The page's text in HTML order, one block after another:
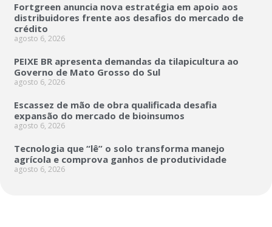
Fortgreen anuncia nova estratégia em apoio aos
distribuidores frente aos desafios do mercado de
crédito
agosto 6, 2026
PEIXE BR apresenta demandas da tilapicultura ao
Governo de Mato Grosso do Sul
agosto 6, 2026
Escassez de mão de obra qualificada desafia
expansão do mercado de bioinsumos
agosto 6, 2026
Tecnologia que “lê” o solo transforma manejo
agrícola e comprova ganhos de produtividade
agosto 6, 2026